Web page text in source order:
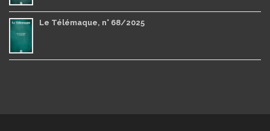
Le Télémaque, n° 68/2025